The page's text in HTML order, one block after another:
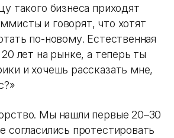
такого бизнеса приходят
и говорят, что хотят
по-новому. Естественная
лет на рынке, а теперь ты
и хочешь рассказать мне,
Мы нашли первые 20–30
согласились протестировать